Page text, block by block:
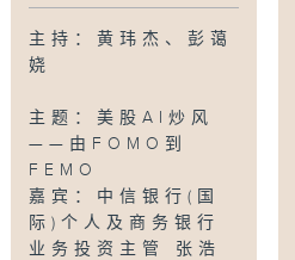
主持：黄玮杰、彭蔼
娆
主题：美股AI炒风
——由FOMO到
FEMO
嘉宾：中信银行(国
际)个人及商务银行
业务投资主管 张浩